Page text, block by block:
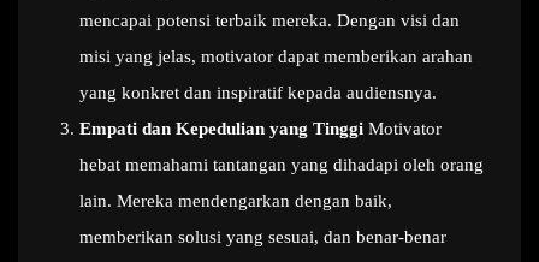
mencapai potensi terbaik mereka. Dengan visi dan
misi yang jelas, motivator dapat memberikan arahan
yang konkret dan inspiratif kepada audiensnya.
Empati dan Kepedulian yang Tinggi Motivator
hebat memahami tantangan yang dihadapi oleh orang
lain. Mereka mendengarkan dengan baik,
memberikan solusi yang sesuai, dan benar-benar